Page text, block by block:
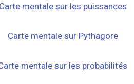
mentale sur les puissances
Carte mentale sur Pythagore
mentale sur les probabilités